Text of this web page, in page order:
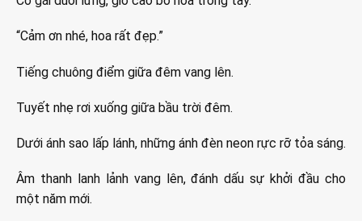
“Cảm ơn nhé, hoa rất đẹp.”
Tiếng chuông điểm giữa đêm vang lên.
Tuyết nhẹ rơi xuống giữa bầu trời đêm.
Dưới ánh sao lấp lánh, những ánh đèn neon rực rỡ tỏa sáng.
Âm thanh lanh lảnh vang lên, đánh dấu sự khởi đầu cho
một năm mới.